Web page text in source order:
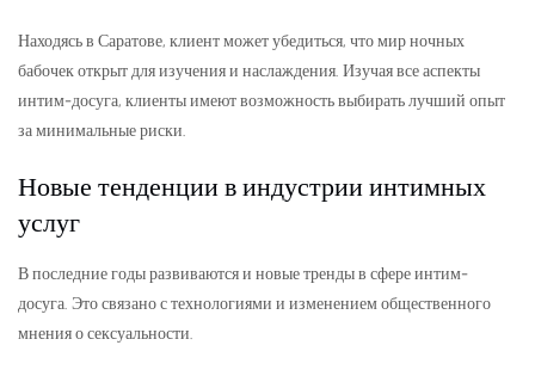
Находясь в Саратове, клиент может убедиться, что мир ночных
бабочек открыт для изучения и наслаждения. Изучая все аспекты
интим-досуга, клиенты имеют возможность выбирать лучший опыт
за минимальные риски.
Новые тенденции в индустрии интимных
услуг
В последние годы развиваются и новые тренды в сфере интим-
досуга. Это связано с технологиями и изменением общественного
мнения о сексуальности.